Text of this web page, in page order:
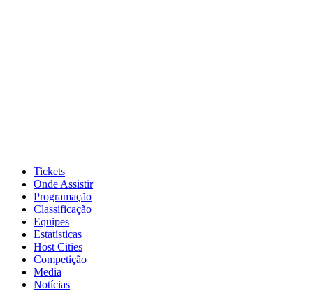
Tickets
Onde Assistir
Programação
Classificação
Equipes
Estatísticas
Host Cities
Competição
Media
Notícias